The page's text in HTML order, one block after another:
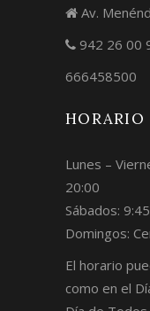
Av.
942 26 00
666458500
HORARIO
Lunes –
20:00
Sábados:
Domingos:
El horario
como en el